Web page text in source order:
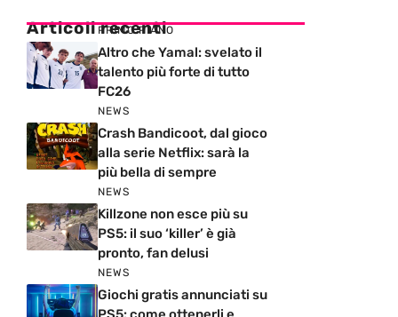
Articoli recenti
PRIMO PIANO
Altro che Yamal: svelato il
talento più forte di tutto
FC26
NEWS
Crash Bandicoot, dal gioco
alla serie Netflix: sarà la
più bella di sempre
NEWS
Killzone non esce più su
PS5: il suo ‘killer’ è già
pronto, fan delusi
NEWS
Giochi gratis annunciati su